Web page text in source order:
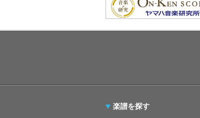
楽譜を探す